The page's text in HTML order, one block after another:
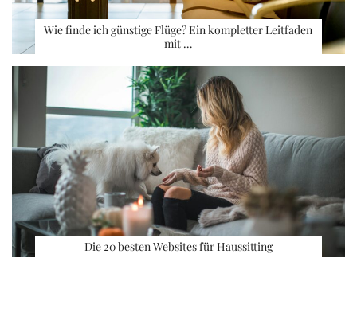
Wie finde ich günstige Flüge? Ein kompletter Leitfaden
mit …
Die 20 besten Websites für Haussitting